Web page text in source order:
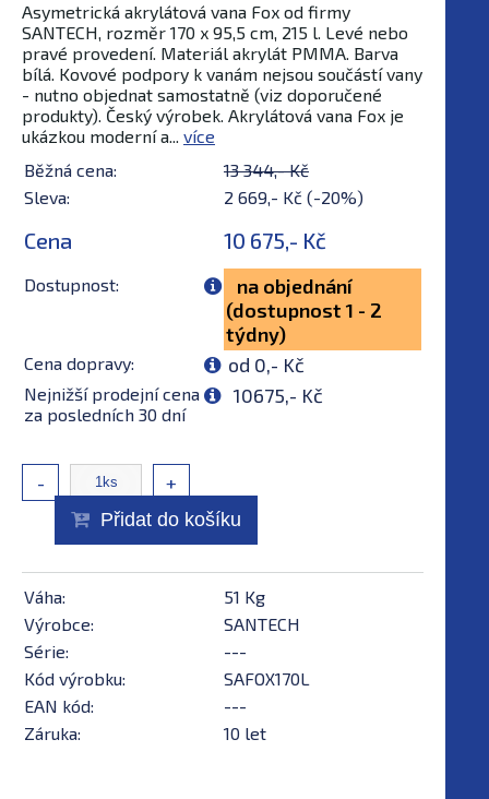
Asymetrická akrylátová vana Fox od firmy
SANTECH, rozměr 170 x 95,5 cm, 215 l. Levé nebo
pravé provedení. Materiál akrylát PMMA. Barva
bílá. Kovové podpory k vanám nejsou součástí vany
- nutno objednat samostatně (viz doporučené
produkty). Český výrobek. Akrylátová vana Fox je
ukázkou moderní a... více
Běžná cena:
13 344,- Kč
Sleva:
2 669,- Kč (-20%)
Cena 10 675,- Kč
Dostupnost:
na objednání
(dostupnost 1 - 2
týdny)
Cena dopravy: od 0,- Kč
Nejnižší prodejní cena
za posledních 30 dní
10675,- Kč
- +
Přidat do košíku
Váha:
51 Kg
Výrobce:
SANTECH
Série:
---
Kód výrobku:
SAFOX170L
EAN kód:
---
Záruka:
10 let